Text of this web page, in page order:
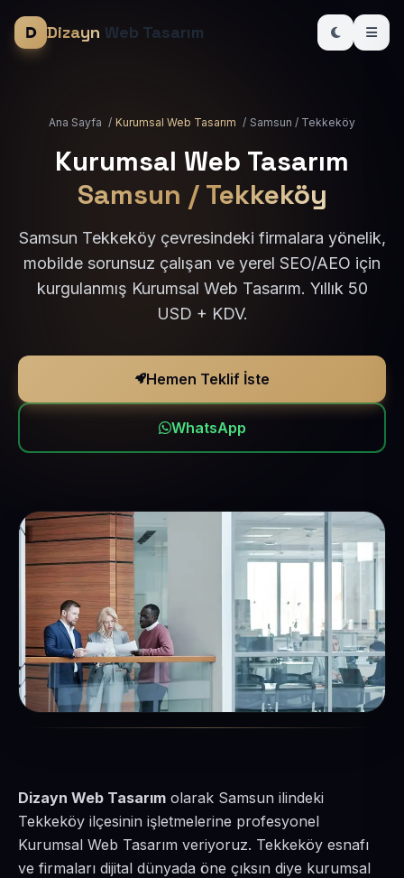
Dizayn Web Tasarım
Ana Sayfa / Kurumsal Web Tasarım / Samsun / Tekkeköy
Kurumsal Web Tasarım
Samsun / Tekkeköy
Samsun Tekkeköy çevresindeki firmalara yönelik,
mobilde sorunsuz çalışan ve yerel SEO/AEO için
kurgulanmış Kurumsal Web Tasarım. Yıllık 50
USD + KDV.
Hemen Teklif İste
WhatsApp
Dizayn Web Tasarım olarak Samsun ilindeki
Tekkeköy ilçesinin işletmelerine profesyonel
Kurumsal Web Tasarım veriyoruz. Tekkeköy esnafı
ve firmaları dijital dünyada öne çıksın diye kurumsal